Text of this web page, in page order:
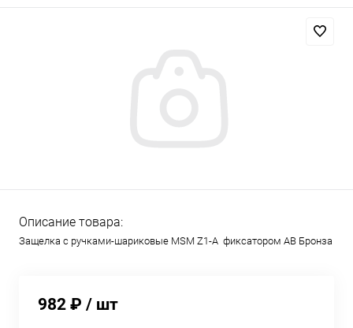
Описание товара:
Защелка с ручками-шариковые MSM Z1-A фиксатором AB Бронза
982 ₽ / шт